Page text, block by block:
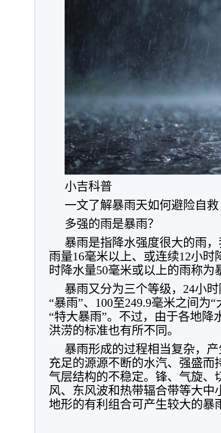
小吉科普
一文了解暴雨天如何避险自救
多强的雨是暴雨？
暴雨是指降水强度很大的雨
雨量16毫米以上、或连续12小时
时降水量50毫米或以上的雨称为
暴雨又分为三个等级，24小
“暴雨”、100至249.9毫米之间为
“特大暴雨”。不过，由于各地降
洪涝的标准也有所不同。
暴雨形成的过程相当复杂，
充足的源源不断的水汽、强盛而
气层结构的不稳定。锋、气旋、
风、东风波和热带辐合带等大中
地形的有利组合可产生较大的暴